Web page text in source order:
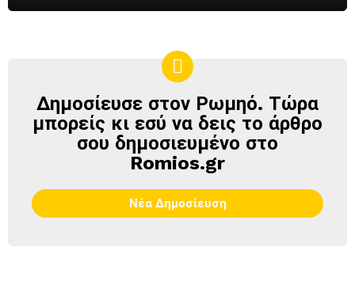
ΔΗΜΟΣΊΕΥΣΕ
ΣΤΟΝ
ΡΩΜΗΌ
Δημοσίευσε στον Ρωμηό. Τώρα
μπορείς κι εσύ να δεις το άρθρο
σου δημοσιευμένο στο
Romios.gr
Νέα Δημοσίευση